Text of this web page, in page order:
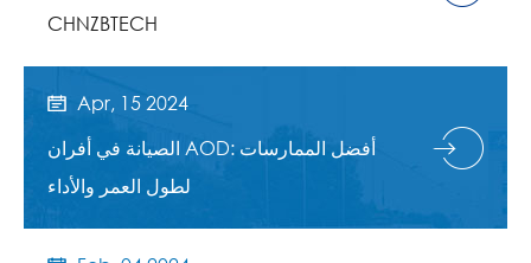
CHNZBTECH
 Apr, 15 2024
الصيانة في أفران AOD: أفضل الممارسات
لطول العمر والأداء